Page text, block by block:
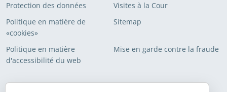
Protection des données
Visites à la Cour
Politique en matière de
«cookies»
Sitemap
Politique en matière
d'accessibilité du web
Mise en garde contre la fraude